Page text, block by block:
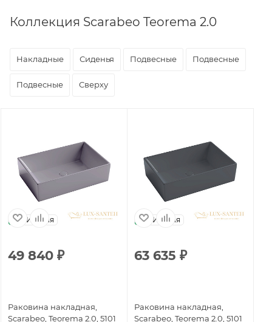
Коллекция Scarabeo Teorema 2.0
Накладные Сиденья Подвесные Подвесные
Подвесные Сверху
Италия
49 840 ₽
Раковина накладная,
Scarabeo, Teorema 2.0, 5101
Италия
63 635 ₽
Раковина накладная,
Scarabeo, Teorema 2.0, 5101